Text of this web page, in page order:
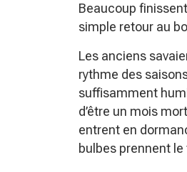
Beaucoup
simple retour au
Les anciens
rythme des
suffisamment
d’être un mois
entrent en
bulbes prennent